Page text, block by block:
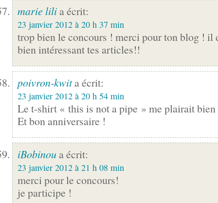
marie lili a écrit:
23 janvier 2012 à 20 h 37 min
trop bien le concours ! merci pour ton blog ! il
bien intéressant tes articles!!
poivron-kwita écrit:
23 janvier 2012 à 20 h 54 min
Le t-shirt « this is not a pipe » me plairait
Et bon anniversaire !
iBobinou a écrit:
23 janvier 2012 à 21 h 08 min
merci pour le concours!
je participe !